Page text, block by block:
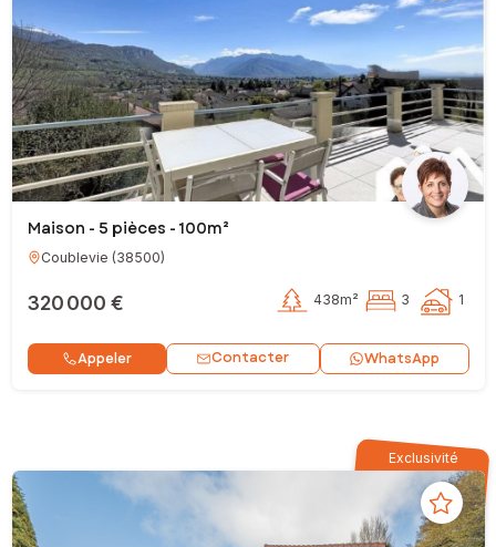
Maison - 5 pièces - 100m²
Coublevie (38500)
320 000 € 438m² 3 1
Appeler Contacter WhatsApp
Exclusivité